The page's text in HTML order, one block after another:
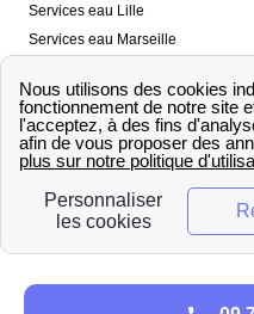
Services eau Lille
Services eau Marseille
Services eau Toulon
Nos outils
🛁 Simulateur consommation eau